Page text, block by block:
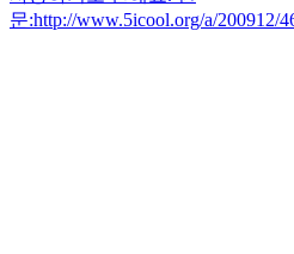
문:http://www.5icool.org/a/200912/